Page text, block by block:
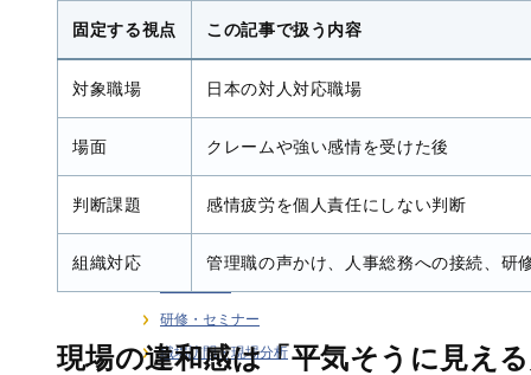
固定する視点 この記事で扱う内容
対象職場 日本の対人対応職場
場面 クレームや強い感情を受けた後
判断課題 感情疲労を個人責任にしない判断
組織対応 管理職の声かけ、人事総務への接続、研
現場の違和感は「平気そうに見え
健康経営戦略・KPI・エビデンス
働き方 × 健康支援
労働安全衛生
在宅勤務者のストレス支援
大学研究連携・学術講演実績
月刊誌連載・専門寄稿
研修・セミナー
職場訪問・現場分析